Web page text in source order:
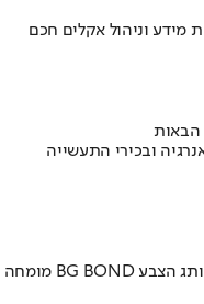
וניהול אקלים חכם
הבאות
ובכירי התעשייה